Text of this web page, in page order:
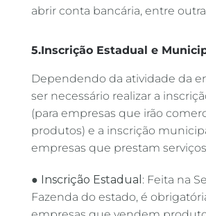
abrir conta bancária, entre
5.Inscrição Estadual e
Dependendo da atividade da
ser necessário realizar a
(para empresas que irão
produtos) e a inscrição
empresas que prestam
● Inscrição Estadual : Feita na
Fazenda do estado, é